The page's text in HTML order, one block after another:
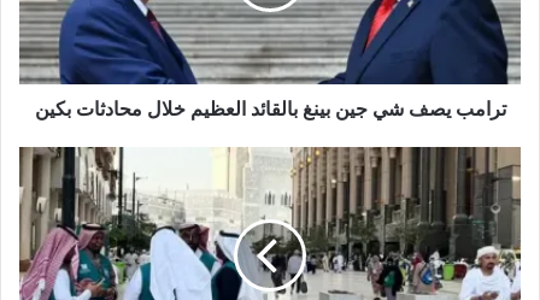
ب
ترامب يصف شي جين بينغ بالقائد العظيم خلال محادثات بكين